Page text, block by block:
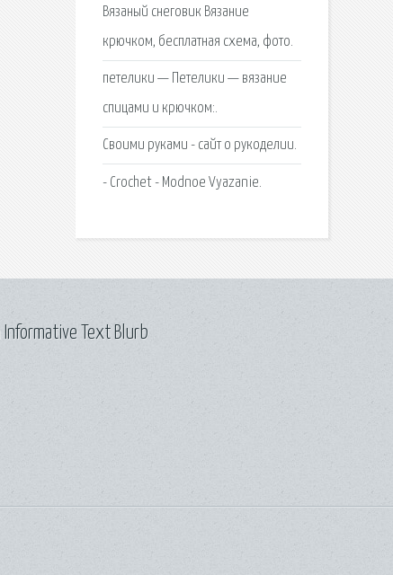
Вязаный снеговик Вязание
крючком, бесплатная схема, фото.
петелики — Петелики — вязание
спицами и крючком:.
Своими руками - сайт о рукоделии.
- Crochet - Modnoe Vyazanie.
Informative Text Blurb